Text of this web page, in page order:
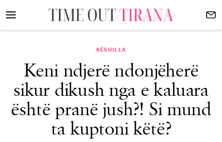
KËSHILLA
Keni ndjerë ndonjëherë
sikur dikush nga e kaluara
është pranë jush?! Si mund
ta kuptoni këtë?